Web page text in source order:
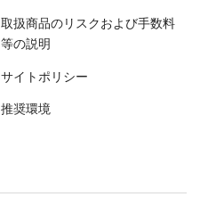
取扱商品のリスクおよび手数料
等の説明
サイトポリシー
推奨環境